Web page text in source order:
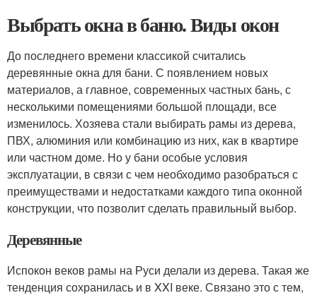
Выбрать окна в баню. Виды окон
До последнего времени классикой считались
деревянные окна для бани. С появлением новых
материалов, а главное, современных частных бань, с
несколькими помещениями большой площади, все
изменилось. Хозяева стали выбирать рамы из дерева,
ПВХ, алюминия или комбинацию из них, как в квартире
или частном доме. Но у бани особые условия
эксплуатации, в связи с чем необходимо разобраться с
преимуществами и недостатками каждого типа оконной
конструкции, что позволит сделать правильный выбор.
Деревянные
Испокон веков рамы на Руси делали из дерева. Такая же
тенденция сохранилась и в XXI веке. Связано это с тем,